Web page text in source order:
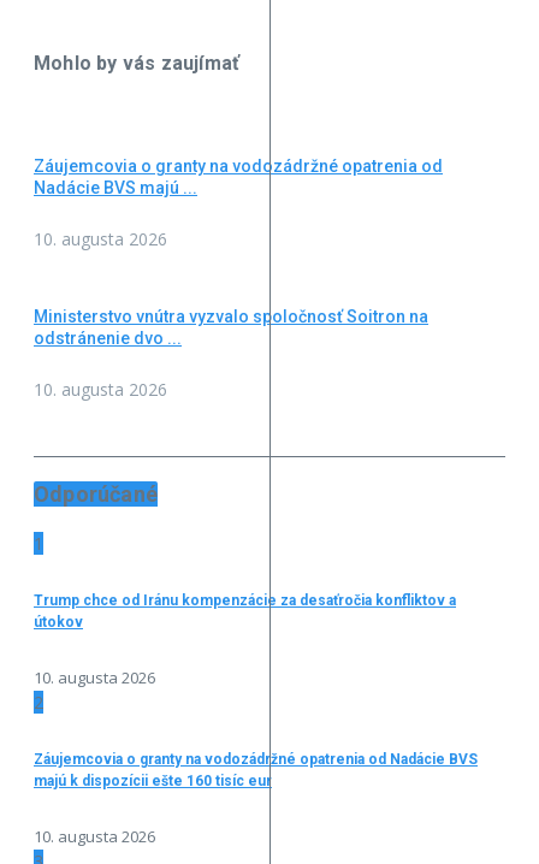
Mohlo by vás zaujímať
Záujemcovia o granty na vodozádržné opatrenia od
Nadácie BVS majú ...
10. augusta 2026
Ministerstvo vnútra vyzvalo spoločnosť Soitron na
odstránenie dvo ...
10. augusta 2026
Odporúčané
1
Trump chce od Iránu kompenzácie za desaťročia konfliktov a
útokov
10. augusta 2026
2
Záujemcovia o granty na vodozádržné opatrenia od Nadácie BVS
majú k dispozícii ešte 160 tisíc eur
10. augusta 2026